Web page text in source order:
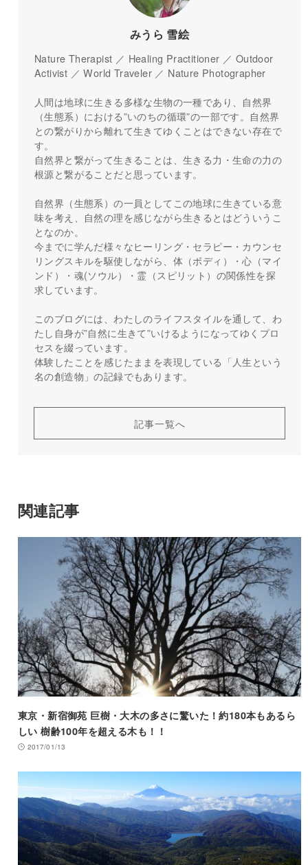
みうら 雪絵
Nature Therapist ／ Healing Practitioner ／ Outdoor
Activist ／ World Traveler ／ Nature Photographer
人間は地球に生きる多様な生物の一種であり、自然界
（生態系）における”いのちの循環”の一部です。自然界
との繋がりから離れて生きてゆくことはできない存在で
す。
自然界と繋がって生きることは、生きる力・生命の力の
根源と繋がることだと思っています。
自然界（生態系）の一員としてこの地球に生きている意
味を考え、自然の理を感じながら生きるとはどういうこ
となのか。
今までに学んだ様々なヒーリング・セラピー・カウンセ
リングスキルを駆使しながら、体（ボディ）・心（マイ
ンド）・魂(ソウル）・霊（スピリット）の関係性を探
求しています。
このブログには、わたしのライフスタイルを通して、わ
たし自身が”自然に生きて”いけるようになってゆくプロ
セスを綴っています。
体験したことを感じたままを表現している「人生という
名の創造物」の記録でもあります。
記事一覧へ
関連記事
東京・新宿御苑 巨樹・大木の多さに驚いた！約180本もあるら
しい 樹齢100年を超える木も！！
2017/01/13